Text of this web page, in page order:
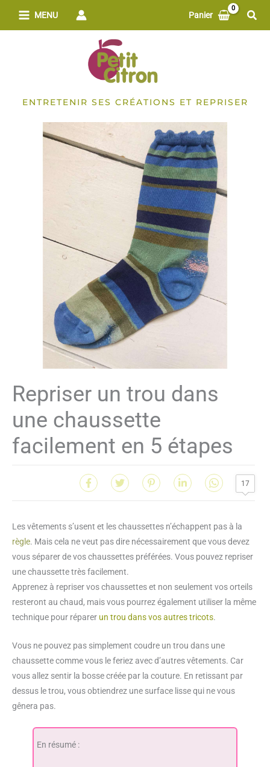
MENU Panier
ENTRETENIR SES CRÉATIONS ET REPRISER
Repriser un trou dans
une chaussette
facilement en 5 étapes
17
Les vêtements s’usent et les chaussettes n’échappent pas à la
règle. Mais cela ne veut pas dire nécessairement que vous devez
vous séparer de vos chaussettes préférées. Vous pouvez repriser
une chaussette très facilement.
Apprenez à repriser vos chaussettes et non seulement vos orteils
resteront au chaud, mais vous pourrez également utiliser la même
technique pour réparer un trou dans vos autres tricots.
Vous ne pouvez pas simplement coudre un trou dans une
chaussette comme vous le feriez avec d’autres vêtements. Car
vous allez sentir la bosse créée par la couture. En retissant par
dessus le trou, vous obtiendrez une surface lisse qui ne vous
gênera pas.
En résumé :